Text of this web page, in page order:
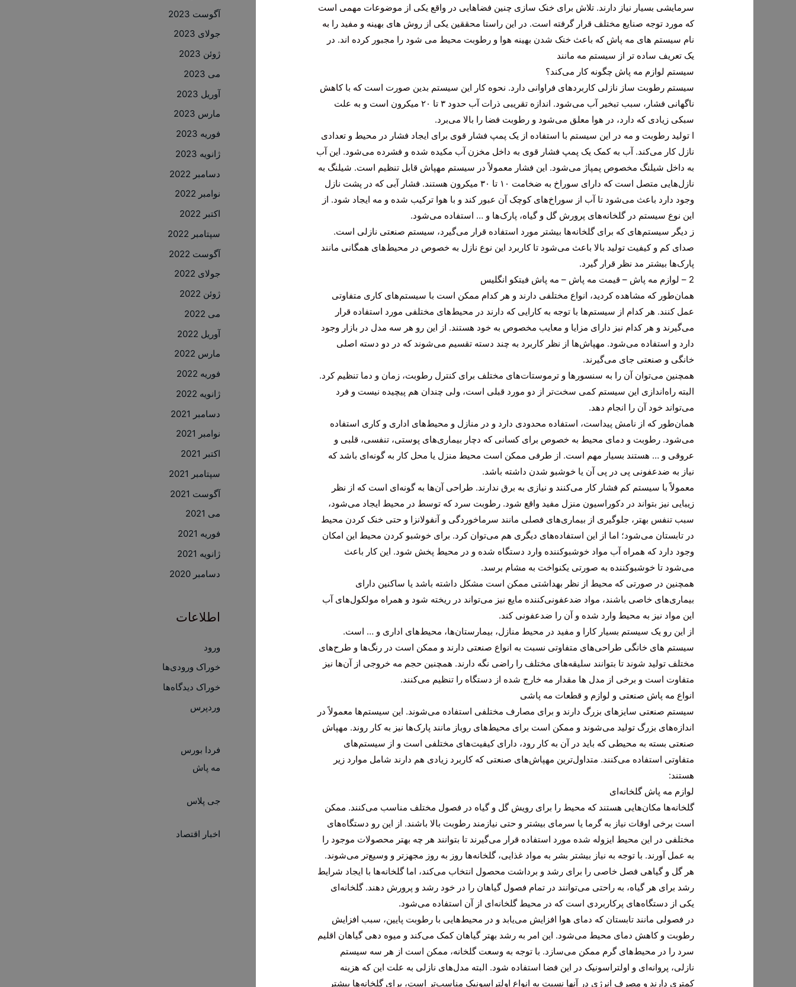
سرمایشی بسیار نیاز دارند. تلاش برای خنک سازی چنین فضاهایی در واقع یکی از موضوعات مهمی است
که مورد توجه صنایع مختلف قرار گرفته است. در این راستا محققین یکی از روش های بهینه و مفید را به
نام سیستم های مه پاش که باعث خنک شدن بهینه هوا و رطوبت محیط می شود را مجبور کرده اند. در
یک تعریف ساده تر از سیستم مه مانند
سیستم لوازم مه پاش چگونه کار می‌کند؟
سیستم رطوبت ساز نازلی کاربردهای فراوانی دارد. نحوه کار این سیستم بدین صورت است که با کاهش
ناگهانی فشار، سبب تبخیر آب می‌شود. اندازه تقریبی ذرات آب حدود ۳ تا ۲۰ میکرون است و به علت
سبکی زیادی که دارد، در هوا معلق می‌شود و رطوبت فضا را بالا می‌برد.
ا تولید رطوبت و مه در این سیستم با استفاده از یک پمپ فشار قوی برای ایجاد فشار در محیط و تعدادی
نازل کار می‌کند. آب به کمک یک پمپ فشار قوی به داخل مخزن آب مکیده شده و فشرده می‌شود. این آب
به داخل شیلنگ مخصوص پمپاژ می‌شود. این فشار معمولاً در سیستم مهپاش قابل تنظیم است. شیلنگ به
نازل‌هایی متصل است که دارای سوراخ به ضخامت ۱۰ تا ۳۰ میکرون هستند. فشار آبی که در پشت نازل
وجود دارد باعث می‌شود تا آب از سوراخ‌های کوچک آن عبور کند و با هوا ترکیب شده و مه ایجاد شود. از
این نوع سیستم در گلخانه‌های پرورش گل و گیاه، پارک‌ها و … استفاده می‌شود.
ز دیگر سیستم‌های که برای گلخانه‌ها بیشتر مورد استفاده قرار می‌گیرد، سیستم صنعتی نازلی است.
صدای کم و کیفیت تولید بالا باعث می‌شود تا کاربرد این نوع نازل به خصوص در محیط‌های همگانی مانند
پارک‌ها بیشتر مد نظر قرار گیرد.
2 – لوازم مه پاش – قیمت مه پاش – مه پاش فیتکو انگلیس
همان‌طور که مشاهده کردید، انواع مختلفی دارند و هر کدام ممکن است با سیستم‌های کاری متفاوتی
عمل کنند. هر کدام از سیستم‌ها با توجه به کارایی که دارند در محیط‌های مختلفی مورد استفاده قرار
می‌گیرند و هر کدام نیز دارای مزایا و معایب مخصوص به خود هستند. از این رو هر سه مدل در بازار وجود
دارد و استفاده می‌شود. مهپاش‌ها از نظر کاربرد به چند دسته تقسیم می‌شوند که در دو دسته اصلی
خانگی و صنعتی جای می‌گیرند.
همچنین می‌توان آن را به سنسورها و ترموستات‌های مختلف برای کنترل رطوبت، زمان و دما تنظیم کرد.
البته راه‌اندازی این سیستم کمی سخت‌تر از دو مورد قبلی است، ولی چندان هم پیچیده نیست و فرد
می‌تواند خود آن را انجام دهد.
همان‌طور که از نامش پیداست، استفاده محدودی دارد و در منازل و محیط‌های اداری و کاری استفاده
می‌شود. رطوبت و دمای محیط به خصوص برای کسانی که دچار بیماری‌های پوستی، تنفسی، قلبی و
عروقی و … هستند بسیار مهم است. از طرفی ممکن است محیط منزل یا محل کار به گونه‌ای باشد که
نیاز به ضدعفونی پی در پی آن یا خوشبو شدن داشته باشد.
معمولاً با سیستم کم فشار کار می‌کنند و نیازی به برق ندارند. طراحی آن‌ها به گونه‌ای است که از نظر
زیبایی نیز بتواند در دکوراسیون منزل مفید واقع شود. رطوبت سرد که توسط در محیط ایجاد می‌شود،
سبب تنفس بهتر، جلوگیری از بیماری‌های فصلی مانند سرماخوردگی و آنفولانزا و حتی خنک کردن محیط
در تابستان می‌شود؛ اما از این استفاده‌های دیگری هم می‌توان کرد. برای خوشبو کردن محیط این امکان
وجود دارد که همراه آب مواد خوشبوکننده وارد دستگاه شده و در محیط پخش شود. این کار باعث
می‌شود تا خوشبوکننده به صورتی یکنواخت به مشام برسد.
همچنین در صورتی که محیط از نظر بهداشتی ممکن است مشکل داشته باشد یا ساکنین دارای
بیماری‌های خاصی باشند، مواد ضدعفونی‌کننده مایع نیز می‌تواند در ریخته شود و همراه مولکول‌های آب
این مواد نیز به محیط وارد شده و آن را ضدعفونی کند.
از این رو یک سیستم بسیار کارا و مفید در محیط منازل، بیمارستان‌ها، محیط‌های اداری و … است.
سیستم های خانگی طراحی‌های متفاوتی نسبت به انواع صنعتی دارند و ممکن است در رنگ‌ها و طرح‌های
مختلف تولید شوند تا بتوانند سلیقه‌های مختلف را راضی نگه دارند. همچنین حجم مه خروجی از آن‌ها نیز
متفاوت است و برخی از مدل‌ ها مقدار مه خارج شده از دستگاه را تنظیم می‌کنند.
انواع مه پاش صنعتی و لوازم و قطعات مه پاشی
سیستم صنعتی سایزهای بزرگ دارند و برای مصارف مختلفی استفاده می‌شوند. این سیستم‌ها معمولاً در
اندازه‌های بزرگ تولید می‌شوند و ممکن است برای محیط‌های روباز مانند پارک‌ها نیز به کار روند. مهپاش
صنعتی بسته به محیطی که باید در آن به کار رود، دارای کیفیت‌های مختلفی است و از سیستم‌های
متفاوتی استفاده می‌کنند. متداول‌ترین مهپاش‌های صنعتی که کاربرد زیادی هم دارند شامل موارد زیر
هستند:
لوازم مه پاش گلخانه‌ای
گلخانه‌ها مکان‌هایی هستند که محیط را برای رویش گل و گیاه در فصول مختلف مناسب می‌کنند. ممکن
است برخی اوقات نیاز به گرما یا سرمای بیشتر و حتی نیازمند رطوبت بالا باشند. از این رو دستگاه‌های
مختلفی در این محیط ایزوله شده مورد استفاده قرار می‌گیرند تا بتوانند هر چه بهتر محصولات موجود را
به عمل آورند. با توجه به نیاز بیشتر بشر به مواد غذایی، گلخانه‌ها روز به روز مجهزتر و وسیع‌تر می‌شوند.
هر گل و گیاهی فصل خاصی را برای رشد و برداشت محصول انتخاب می‌کند، اما گلخانه‌ها با ایجاد شرایط
رشد برای هر گیاه، به راحتی می‌توانند در تمام فصول گیاهان را در خود رشد و پرورش دهند. گلخانه‌ای
یکی از دستگاه‌های پرکاربردی است که در محیط گلخانه‌ای از آن استفاده می‌شود.
در فصولی مانند تابستان که دمای هوا افزایش می‌یابد و در محیط‌هایی با رطوبت پایین، سبب افزایش
رطوبت و کاهش دمای محیط می‌شود. این امر به رشد بهتر گیاهان کمک می‌کند و میوه دهی گیاهان اقلیم
سرد را در محیط‌های گرم ممکن می‌سازد. با توجه به وسعت گلخانه، ممکن است از هر سه سیستم
نازلی، پروانه‌ای و اولتراسونیک در این فضا استفاده شود. البته مدل‌های نازلی به علت این که هزینه
کمتری دارند و مصرف انرژی در آنها نسبت به انواع اولتراسونیک مناسب‌تر است، برای گلخانه‌ها بیشتر
آگوست 2023
جولای 2023
ژوئن 2023
می 2023
آوریل 2023
مارس 2023
فوریه 2023
ژانویه 2023
دسامبر 2022
نوامبر 2022
اکتبر 2022
سپتامبر 2022
آگوست 2022
جولای 2022
ژوئن 2022
می 2022
آوریل 2022
مارس 2022
فوریه 2022
ژانویه 2022
دسامبر 2021
نوامبر 2021
اکتبر 2021
سپتامبر 2021
آگوست 2021
می 2021
فوریه 2021
ژانویه 2021
دسامبر 2020
اطلاعات
ورود
خوراک ورودی‌ها
خوراک دیدگاه‌ها
وردپرس
فردا بورس
مه پاش
جی پلاس
اخبار اقتصاد